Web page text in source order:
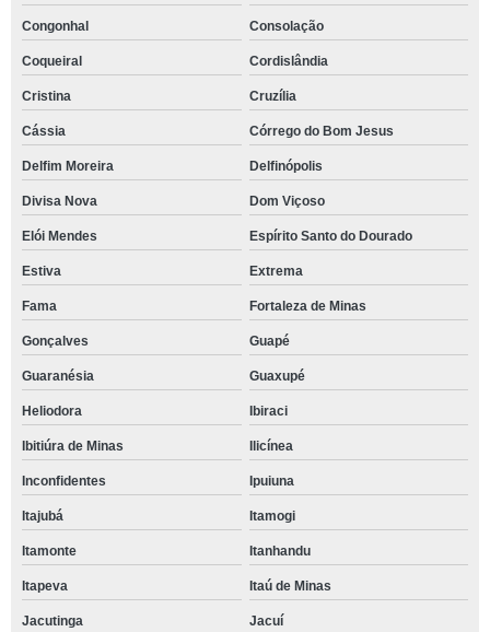
Congonhal Consolação
Coqueiral Cordislândia
Cristina Cruzília
Cássia Córrego do Bom Jesus
Delfim Moreira Delfinópolis
Divisa Nova Dom Viçoso
Elói Mendes Espírito Santo do Dourado
Estiva Extrema
Fama Fortaleza de Minas
Gonçalves Guapé
Guaranésia Guaxupé
Heliodora Ibiraci
Ibitiúra de Minas Ilicínea
Inconfidentes Ipuiuna
Itajubá Itamogi
Itamonte Itanhandu
Itapeva Itaú de Minas
Jacutinga Jacuí